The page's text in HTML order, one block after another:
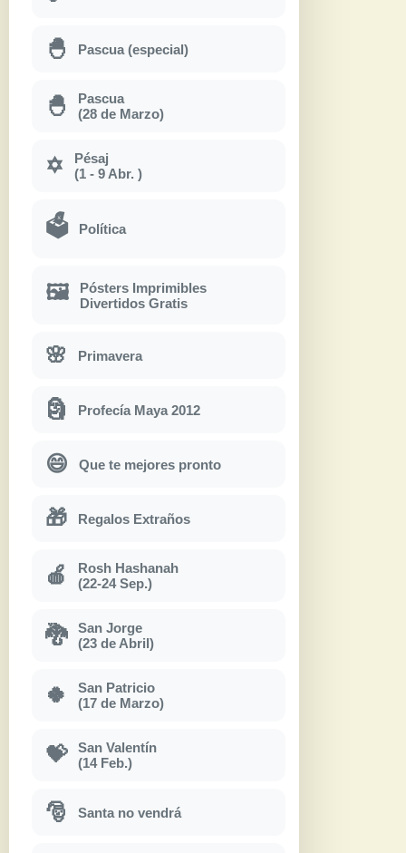
🐣 Pascua (especial)
🐣
Pascua
(28 de Marzo)
✡
Pésaj
(1 - 9 Abr. )
🗳 Política
🖼
Pósters Imprimibles
Divertidos Gratis
🌸 Primavera
🗿 Profecía Maya 2012
😄 Que te mejores pronto
🎁 Regalos Extraños
🍎
Rosh Hashanah
(22-24 Sep.)
🐉
San Jorge
(23 de Abril)
🍀
San Patricio
(17 de Marzo)
💝
San Valentín
(14 Feb.)
🎅 Santa no vendrá